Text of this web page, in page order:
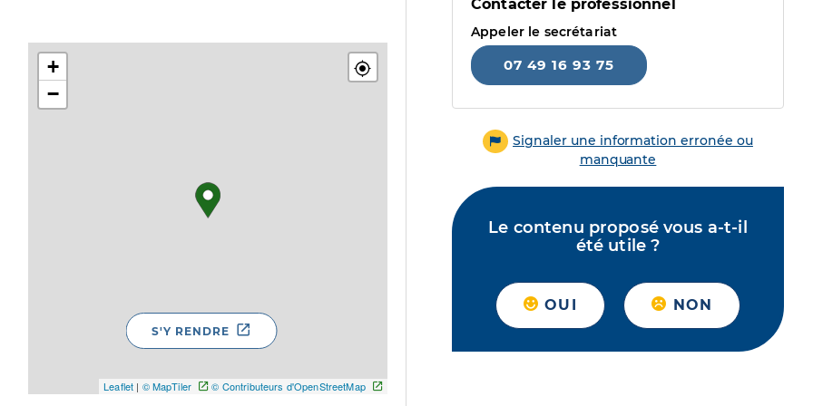
+
−
Leaflet | © MapTiler © Contributeurs d'OpenStreetMap
S'Y RENDRE
Contacter le professionnel
Appeler le secrétariat
07 49 16 93 75
Signaler une information erronée ou
manquante
Le contenu proposé vous a-t-il
été utile ?
OUI NON